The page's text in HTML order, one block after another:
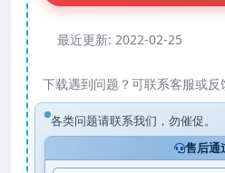
最近更新: 2022-02-25
下载遇到问题？可联系客服或反
各类问题请联系我们，勿催促。
售后通